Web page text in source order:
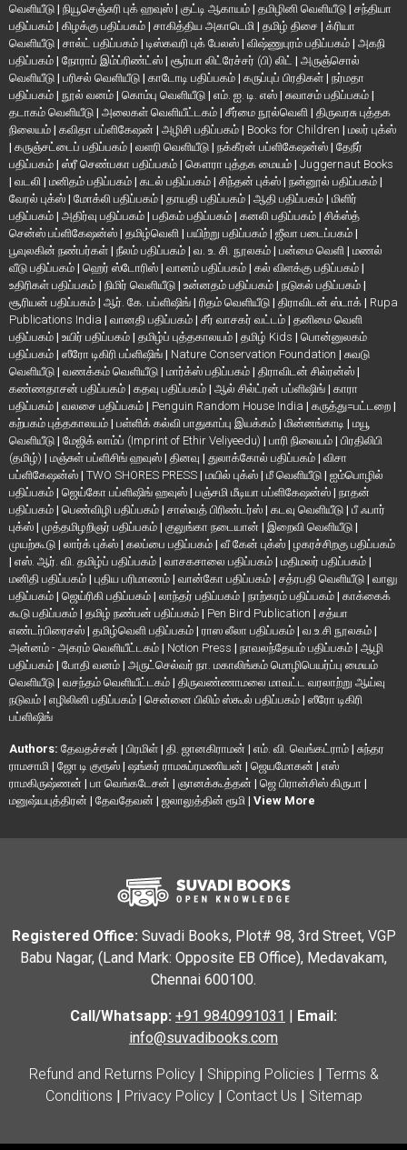
வெளியீடு | நியூசெஞ்சுரி புக் ஹவுஸ் | குட்டி ஆகாயம் | தமிழினி வெளியீடு | சந்தியா
பதிப்பகம் | கிழக்கு பதிப்பகம் | சாகித்திய அகாடெமி | தமிழ் திசை | க்ரியா
வெளியீடு | சால்ட் பதிப்பகம் | டிஸ்கவரி புக் பேலஸ் | விஷ்ணுபுரம் பதிப்பகம் | அகநி
பதிப்பகம் | நோராப் இம்ப்ரிண்ட்ஸ் | சூர்யா லிட்ரேச்சர் (பி) லிட் | அருஞ்சொல்
வெளியீடு | பரிசல் வெளியீடு | காடோடி பதிப்பகம் | கருப்புப் பிரதிகள் | நர்மதா
பதிப்பகம் | நூல் வனம் | கொம்பு வெளியீடு | எம். ஐ. டி. எஸ் | சுவாசம் பதிப்பகம் |
தடாகம் வெளியீடு | அலைகள் வெளியீட்டகம் | சீர்மை நூல்வெளி | திருவரசு புத்தக
நிலையம் | கவிதா பப்ளிகேஷன் | அழிசி பதிப்பகம் | Books for Children | மலர் புக்ஸ்
| கருஞ்சட்டைப் பதிப்பகம் | வளரி வெளியீடு | நக்கீரன் பப்ளிகேஷன்ஸ் | தேநீர்
பதிப்பகம் | ஸ்ரீ செண்பகா பதிப்பகம் | கௌரா புத்தக மையம் | Juggernaut Books
| வடலி | மனிதம் பதிப்பகம் | கடல் பதிப்பகம் | சிந்தன் புக்ஸ் | நன்னூல் பதிப்பகம் |
வேரல் புக்ஸ் | மோக்லி பதிப்பகம் | தாயதி பதிப்பகம் | ஆதி பதிப்பகம் | மிளிர்
பதிப்பகம் | அதிர்வு பதிப்பகம் | பதிகம் பதிப்பகம் | கனலி பதிப்பகம் | சிக்ஸ்த்
சென்ஸ் பப்ளிகேஷன்ஸ் | தமிழ்வெளி | பயிற்று பதிப்பகம் | ஜீவா படைப்பகம் |
பூவுலகின் நண்பர்கள் | நீலம் பதிப்பகம் | வ. உ. சி. நூலகம் | பன்மை வெளி | மணல்
வீடு பதிப்பகம் | ஹெர் ஸ்டோரிஸ் | வானம் பதிப்பகம் | கல் விளக்கு பதிப்பகம் |
உதிரிகள் பதிப்பகம் | நிமிர் வெளியீடு | உன்னதம் பதிப்பகம் | நடுகல் பதிப்பகம் |
சூரியன் பதிப்பகம் | ஆர். கே. பப்ளிஷிங் | ரிதம் வெளியீடு | திராவிடன் ஸ்டாக் | Rupa
Publications India | வானதி பதிப்பகம் | சீர் வாசகர் வட்டம் | தனிமை வெளி
பதிப்பகம் | உயிர் பதிப்பகம் | தமிழ்ப் புத்தகாலயம் | தமிழ் Kids | பொன்னுலகம்
பதிப்பகம் | ஸீரோ டிகிரி பப்ளிஷிங் | Nature Conservation Foundation | சுவடு
வெளியீடு | வணக்கம் வெளியீடு | மார்க்ஸ் பதிப்பகம் | திராவிடன் சில்ரன்ஸ் |
கண்ணதாசன் பதிப்பகம் | கதவு பதிப்பகம் | ஆல் சில்ட்ரன் பப்ளிஷிங் | காரா
பதிப்பகம் | வலசை பதிப்பகம் | Penguin Random House India | கருத்து=பட்டறை |
கற்பகம் புத்தகாலயம் | பள்ளிக் கல்வி பாதுகாப்பு இயக்கம் | மின்னங்காடி | மயூ
வெளியீடு | மேஜிக் லாம்ப் (Imprint of Ethir Veliyeedu) | பாரி நிலையம் | பிரதிலிபி
(தமிழ்) | மஞ்சுள் பப்ளிசிங் ஹவுஸ் | தினவு | துலாக்கோல் பதிப்பகம் | விசா
பப்ளிகேஷன்ஸ் | TWO SHORES PRESS | மயில் புக்ஸ் | மீ வெளியீடு | ஐம்பொழில்
பதிப்பகம் | ஜெய்கோ பப்ளிஷிங் ஹவுஸ் | பஞ்சமி மீடியா பப்ளிகேஷன்ஸ் | நாதன்
பதிப்பகம் | பெண்விழி பதிப்பகம் | சாஸ்வத் பிரிண்டர்ஸ் | கடவு வெளியீடு | பீ ஃபார்
புக்ஸ் | முத்தமிழறிஞர் பதிப்பகம் | குலுங்கா நடையான் | இறைவி வெளியீடு |
முயற்கூடு | லார்க் புக்ஸ் | கலப்பை பதிப்பகம் | வீ கேன் புக்ஸ் | ழகரச்சிறகு பதிப்பகம்
| எஸ். ஆர். வி. தமிழ்ப் பதிப்பகம் | வாசகசாலை பதிப்பகம் | மதிமலர் பதிப்பகம் |
மனிதி பதிப்பகம் | புதிய பரிமாணம் | வான்கோ பதிப்பகம் | சத்ரபதி வெளியீடு | வாலு
பதிப்பகம் | ஜெய்ரிகி பதிப்பகம் | லாந்தர் பதிப்பகம் | நாற்கரம் பதிப்பகம் | காக்கைக்
கூடு பதிப்பகம் | தமிழ் நண்பன் பதிப்பகம் | Pen Bird Publication | சத்யா
எண்டர்பிரைசஸ் | தமிழ்வெளி பதிப்பகம் | ராஸ லீலா பதிப்பகம் | வ.உ.சி நூலகம் |
அன்னம் - அகரம் வெளியீட்டகம் | Notion Press | நாவலந்தேயம் பதிப்பகம் | ஆழி
பதிப்பகம் | போதி வனம் | அருட்செல்வர் நா. மகாலிங்கம் மொழிபெயர்ப்பு மையம்
வெளியீடு | வசந்தம் வெளியீட்டகம் | திருவண்ணாமலை மாவட்ட வரலாற்று ஆய்வு
நடுவம் | எழிலினி பதிப்பகம் | சென்னை பிலிம் ஸ்கூல் பதிப்பகம் | ஸீரோ டிகிரி
பப்ளிஷிங்
Authors: தேவதச்சன் | பிரமிள் | தி. ஜானகிராமன் | எம். வி. வெங்கட்ராம் | சுந்தர
ராமசாமி | ஜோ டி குரூஸ் | ஷங்கர் ராமசுப்ரமணியன் | ஜெயமோகன் | எஸ்
ராமகிருஷ்ணன் | பா வெங்கடேசன் | ஞானக்கூத்தன் | ஜெ பிரான்சிஸ் கிருபா |
மனுஷ்யபுத்திரன் | தேவதேவன் | ஜலாலுத்தின் ரூமி | View More
Registered Office: Suvadi Books, Plot# 98, 3rd Street, VGP
Babu Nagar, (Land Mark: Opposite EB Office), Medavakam,
Chennai 600100.
Call/Whatsapp: +91 9840991031 | Email:
info@suvadibooks.com
Refund and Returns Policy| Shipping Policies | Terms &
Conditions | Privacy Policy| Contact Us | Sitemap